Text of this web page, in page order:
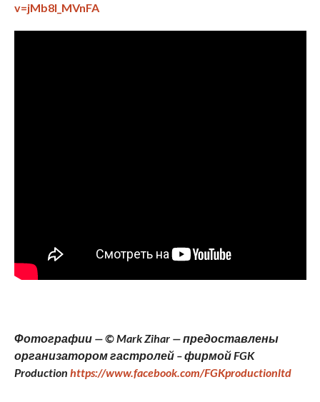
v=jMb8l_MVnFA
Фотографии — © Mark Zihar — предоставлены
организатором гастролей – фирмойFGK
Production https://www.facebook.com/FGKproductionltd